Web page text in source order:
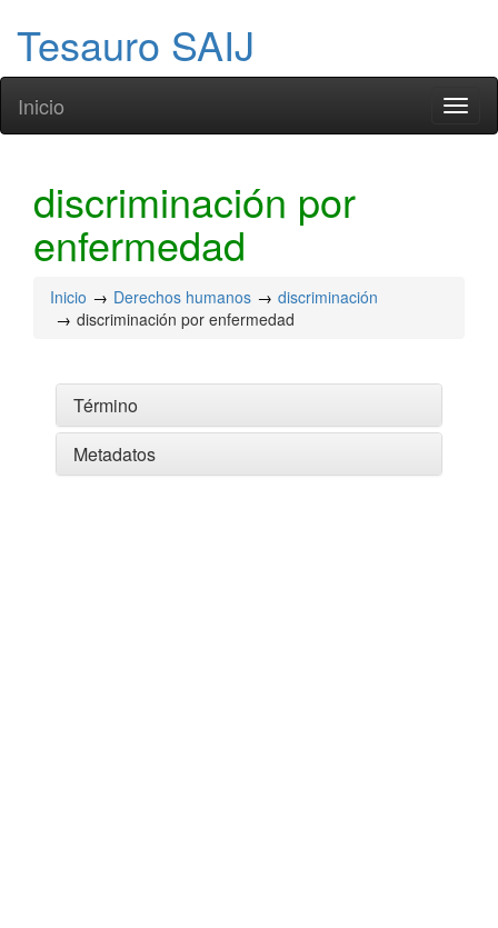
Tesauro SAIJ
Inicio
discriminación por
enfermedad
Inicio Derechos humanos
discriminación
discriminación por enfermedad
Término
Metadatos